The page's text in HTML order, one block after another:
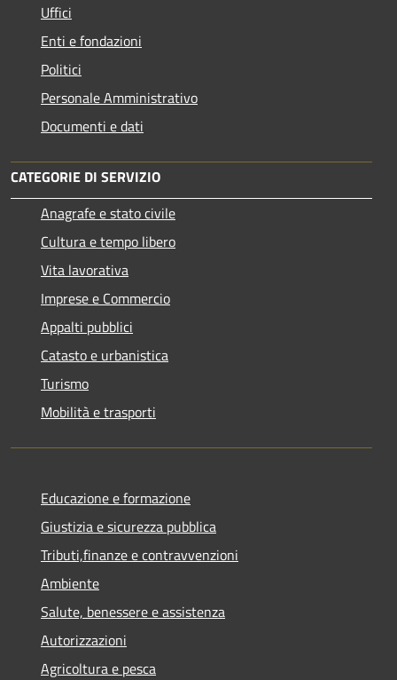
Uffici
Enti e fondazioni
Politici
Personale Amministrativo
Documenti e dati
CATEGORIE DI SERVIZIO
Anagrafe e stato civile
Cultura e tempo libero
Vita lavorativa
Imprese e Commercio
Appalti pubblici
Catasto e urbanistica
Turismo
Mobilità e trasporti
Educazione e formazione
Giustizia e sicurezza pubblica
Tributi,finanze e contravvenzioni
Ambiente
Salute, benessere e assistenza
Autorizzazioni
Agricoltura e pesca